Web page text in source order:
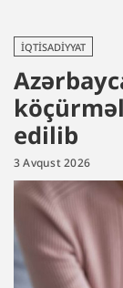
İQTISADIYYAT
edilib
3 Avqust 2026